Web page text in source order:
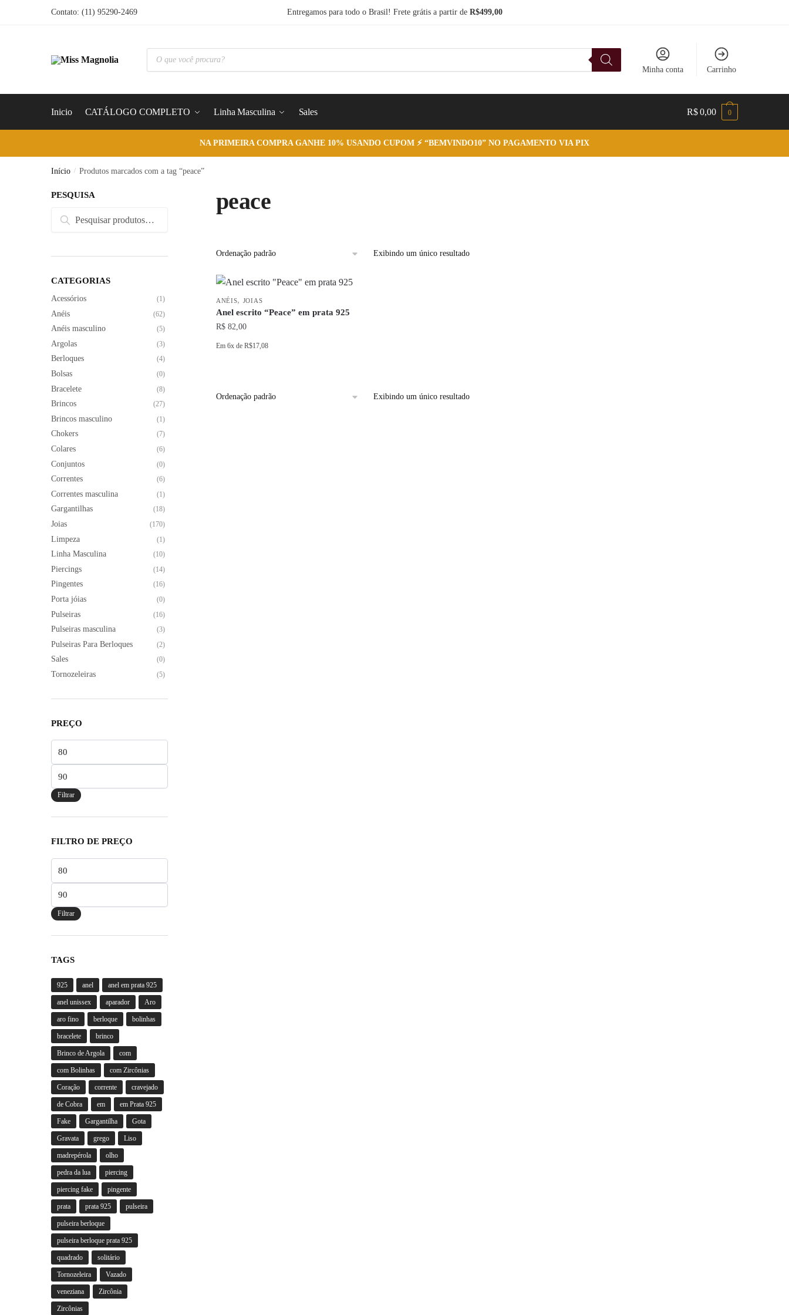
Contato: (11) 95290-2469 Entregamos para todo o Brasil! Frete grátis a partir deR$499,00
Pesquisar
produtos
Minha conta Carrinho
Inicio CATÁLOGO COMPLETO Linha Masculina Sales R$0,00 0
NA PRIMEIRA COMPRA GANHE 10% USANDO CUPOM ⚡ “BEMVINDO10” NO PAGAMENTO VIA PIX
Início / Produtos marcados com a tag “peace”
peace
Exibindo um único resultado
ANÉIS, JOIAS
Anel escrito “Peace” em prata 925
R$82,00
Em 6xde R$17,08
tem
Exibindo um único resultado
PESQUISA
Pesquisar
Pesquisar
CATEGORIAS
Acessórios (1)
Anéis (62)
Anéis masculino (5)
Argolas (3)
Berloques (4)
Bolsas (0)
Bracelete (8)
Brincos (27)
Brincos masculino (1)
Chokers (7)
Colares (6)
Conjuntos (0)
Correntes (6)
Correntes masculina (1)
Gargantilhas (18)
Joias (170)
Limpeza (1)
Linha Masculina (10)
Piercings (14)
Pingentes (16)
Porta jóias (0)
Pulseiras (16)
Pulseiras masculina (3)
Pulseiras Para Berloques (2)
Sales (0)
Tornozeleiras (5)
PREÇO
mínimo
máximo
Filtrar
FILTRO DE PREÇO
mínimo
máximo
Filtrar
TAGS
925 anel anel em prata 925
anel unissex aparador Aro
aro fino berloque bolinhas
bracelete brinco
Brinco de Argola com
com Bolinhas com Zircônias
Coração corrente cravejado
de Cobra em em Prata 925
Fake Gargantilha Gota
Gravata grego Liso
madrepérola olho
pedra da lua piercing
piercing fake pingente
prata prata 925 pulseira
pulseira berloque
pulseira berloque prata 925
quadrado solitário
Tornozeleira Vazado
veneziana Zircônia
Zircônias